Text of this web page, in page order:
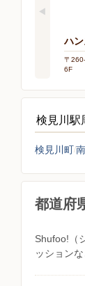
ハ
〒
6F
検見川駅
検見川町
都道府
Shufoo!（
ッション